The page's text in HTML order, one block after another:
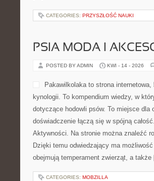
CATEGORIES: PRZYSZŁOŚĆ NAUKI
PSIA MODA I
POSTED BY ADMIN KWI - 14 - 2026
Pakawilkolaka to strona
kynologii. To kompendium wiedzy, w
dotyczące hodowli psów. To miejsce dla
doświadczenie łączą się w spójną
Aktywności. Na stronie można znaleźć
Dzięki temu odwiedzający ma
obejmują temperament zwierząt, a
CATEGORIES: MOBZILLA